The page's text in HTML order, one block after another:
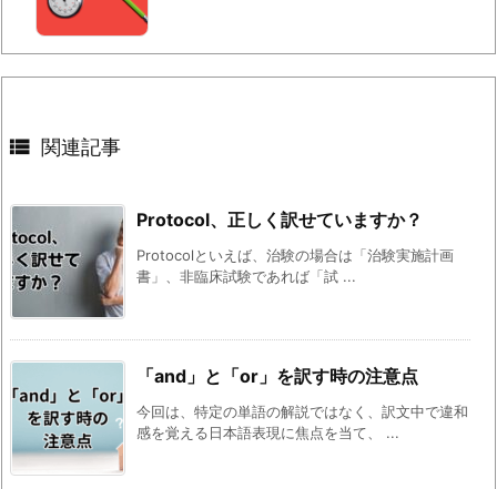
 関連記事
Protocol、正しく訳せていますか？
Protocolといえば、治験の場合は「治験実施計画
書」、非臨床試験であれば「試 ...
「and」と「or」を訳す時の注意点
今回は、特定の単語の解説ではなく、訳文中で違和
感を覚える日本語表現に焦点を当て、 ...